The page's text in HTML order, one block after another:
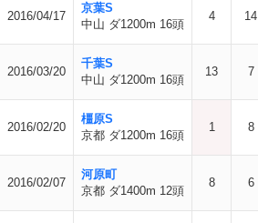
2016/04/17
京葉S
中山 ダ1200m 16頭
4 14
2016/03/20
千葉S
中山 ダ1200m 16頭
13 7
2016/02/20
橿原S
京都 ダ1200m 16頭
1 8
2016/02/07
河原町
京都 ダ1400m 12頭
8 6